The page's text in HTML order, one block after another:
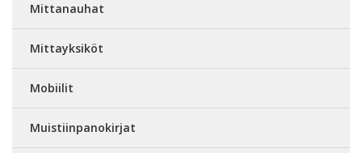
Mittanauhat
Mittayksiköt
Mobiilit
Muistiinpanokirjat